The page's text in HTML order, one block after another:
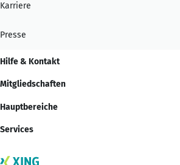
Karriere
Presse
Hilfe & Kontakt
Mitgliedschaften
Hauptbereiche
Services